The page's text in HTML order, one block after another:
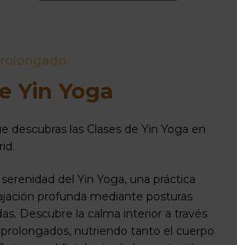
Yin Yoga
descubras las Clases de Yin Yoga en
del Yin Yoga, una práctica
profunda mediante posturas
Descubre la calma interior a través
nutriendo tanto el cuerpo